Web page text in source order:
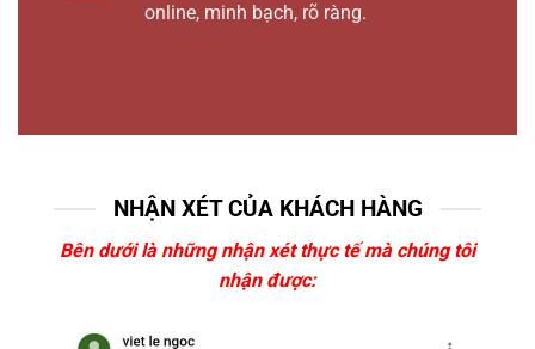
online, minh bạch, rõ ràng.
NHẬN XÉT CỦA KHÁCH HÀNG
Bên dưới là những nhận xét thực tế mà chúng tôi
nhận được: